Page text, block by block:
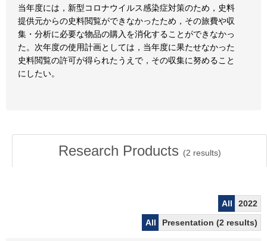
当年度には，新型コロナウイルス感染症対策のため，史料
提供元からの史料閲覧ができなかったため，その旅費や収
集・分析に必要な物品の購入を消化することができなかっ
た。次年度の使用計画としては，当年度に果たせなかった
史料閲覧の許可が得られたうえで，その収集に努めること
にしたい。
Research Products (2 results)
All
2022
All
Presentation (2 results)